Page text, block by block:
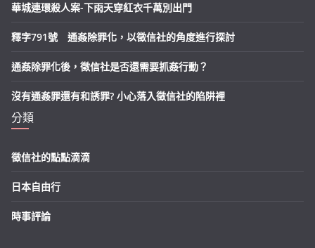
華城連環殺人案-下雨天穿紅衣千萬別出門
釋字791號 通姦除罪化，以徵信社的角度進行探討
通姦除罪化後，徵信社是否還需要抓姦行動？
沒有通姦罪還有和誘罪? 小心落入徵信社的陷阱裡
分類
徵信社的點點滴滴
日本自由行
時事評論